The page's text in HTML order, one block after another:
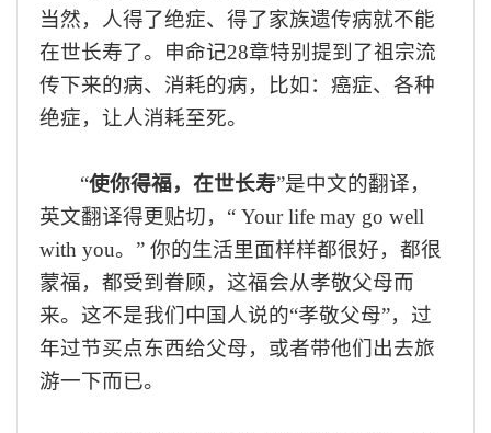
当然，人得了绝症、得了家族遗传病就不能
在世长寿了。申命记28章特别 提到了祖宗流
传下来的病、 消耗的病，比如：癌症、各种
绝症，让人消耗至死。
“使你得福，在世长寿”是中文的翻译，
英文翻译得更贴切， “ Yourlife may go well
with you。 ” 你的生活里面样样都很好，都很
蒙福， 都受到眷顾， 这福会从孝敬父母而
来。这不是我们中国人说的“孝敬父母”，过
年过节买点东西给父母， 或者带他们 出去旅
游一下而已。